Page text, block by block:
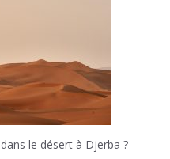
le désert à Djerba ?